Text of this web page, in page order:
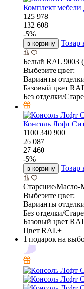
Комплект мебели
125 978
132 608
-5%
в корзину Товар
Белый RAL 9003
Выберите цвет:
Варианты
Базовый цвет
Без отделки/
Консоль Лофт
1100 340 900
26 087
27 460
-5%
в корзину Товар
Старение/Масло-
Выберите цвет:
Варианты
Без отделки/
Базовый цвет
Цвет RAL+
1 подарок на